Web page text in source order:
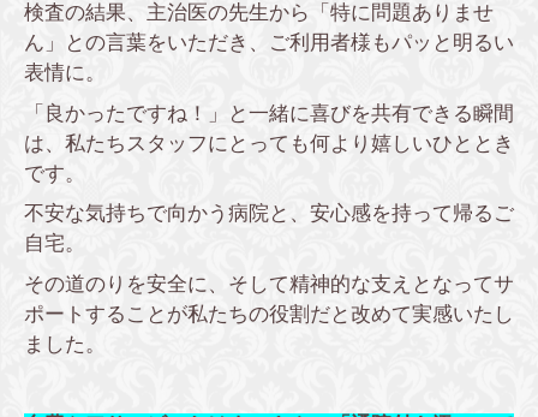
検査の結果、主治医の先生から「特に問題ありませ
ん」との言葉をいただき、ご利用者様もパッと明るい
表情に。
「良かったですね！」と一緒に喜びを共有できる瞬間
は、私たちスタッフにとっても何より嬉しいひととき
です。
不安な気持ちで向かう病院と、安心感を持って帰るご
自宅。
その道のりを安全に、そして精神的な支えとなってサ
ポートすることが私たちの役割だと改めて実感いたし
ました。